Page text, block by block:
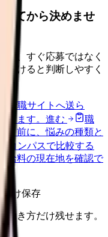
てから決めませ
は、すぐ応募ではなく
分けると判断しやすく
部転職サイトへ送ら
ります。 進む
職
う前に、悩みの種類と
料コンパスで比較する
給料の現在地を確認で
だけ保存
働き方だけ残せます。